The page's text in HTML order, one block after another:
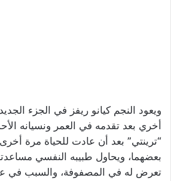
ويعود النجم كيانو ريفز في الجزء
أخري بعد تقدمه في العمر ونسيانه
“ترينتي” بعد أن عادت للحياة مرة
بعضهما، ويحاول طبيبه النفسي
تعرض له في المصفوفة، والسبب في